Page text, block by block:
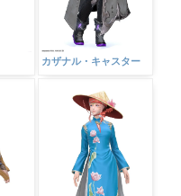
カザナル・キャスター